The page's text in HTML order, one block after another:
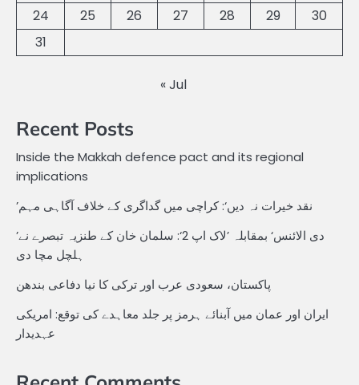
24
25 26 27 28 29
30
31
« Jul
Recent Posts
Inside the Makkah defence pact and its regional
implications
’نقد خیرات نہ دیں‘: کراچی میں گداگری کے خلاف آگاہی مہم
’دی الائنس‘ بمقابلہ ’لاک اپ 2‘: سلمان خان کے طنزیہ تبصرے نے
ہلچل مچا دی
پاکستان، سعودی عرب اور ترکی کا نیا دفاعی بندھن
ایران اور عمان میں آبنائے ہرمز پر جلد معاہدے کی توقع: امریکی
عہدیدار